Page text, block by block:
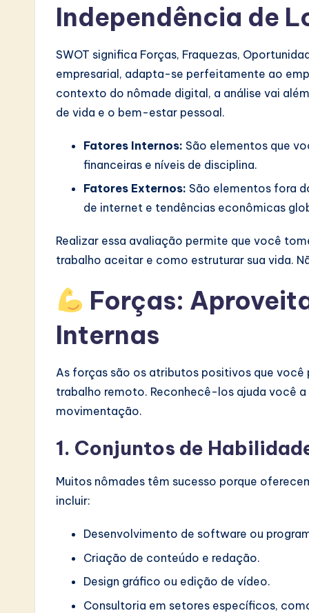
ft
w
Independência de
SWOT significa Forças, Fraquezas,
empresarial, adapta-se perfeitamente ao
contexto do nômade digital, a análise vai
de vida e o bem-estar pessoal.
Fatores Internos: São elementos que
financeiras e níveis de disciplina.
Fatores Externos: São elementos fora
de internet e tendências econômicas
Realizar essa avaliação permite que você
trabalho aceitar e como estruturar sua vida.
Forças:
Internas
As forças são os atributos positivos que você
trabalho remoto. Reconhecê-los ajuda você
movimentação.
1. Conjuntos de
Muitos nômades têm sucesso porque
incluir:
Desenvolvimento de software ou
Criação de conteúdo e redação.
Design gráfico ou edição de vídeo.
Consultoria em setores específicos,